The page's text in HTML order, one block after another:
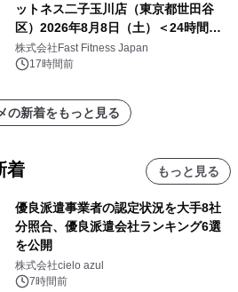
ットネス二子玉川店（東京都世田谷
区）2026年8月8日（土）＜24時間年
中無休のフィットネスジム＞
株式会社Fast Fitness Japan
17時間前
の新着をもっと見る
着 もっと見る
優良派遣事業者の認定状況を大手8社
分照合、優良派遣会社ランキング6選
を公開
株式会社cielo azul
7時間前